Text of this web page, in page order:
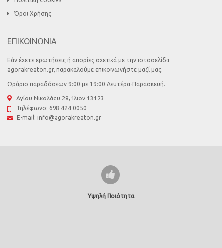
Όροι Χρήσης
ΕΠΙΚΟΙΝΩΝΙΑ
Εάν έχετε ερωτήσεις ή απορίες σχετικά με την ιστοσελίδα
agorakreaton.gr, παρακαλούμε επικοινωνήστε μαζί μας.
Ωράριο παραδόσεων 9:00 με 19:00 Δευτέρα-Παρασκευή.
Αγίου Νικολάου 28, Ίλιον 13123
Τηλέφωνο: 698 424 0050
E-mail: info@agorakreaton.gr
Υψηλή Ποιότητα